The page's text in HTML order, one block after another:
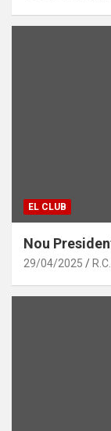
EL CLUB
Nou
29/04/2025